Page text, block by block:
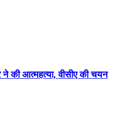
ने की आत्महत्या, वीसीए की चयन